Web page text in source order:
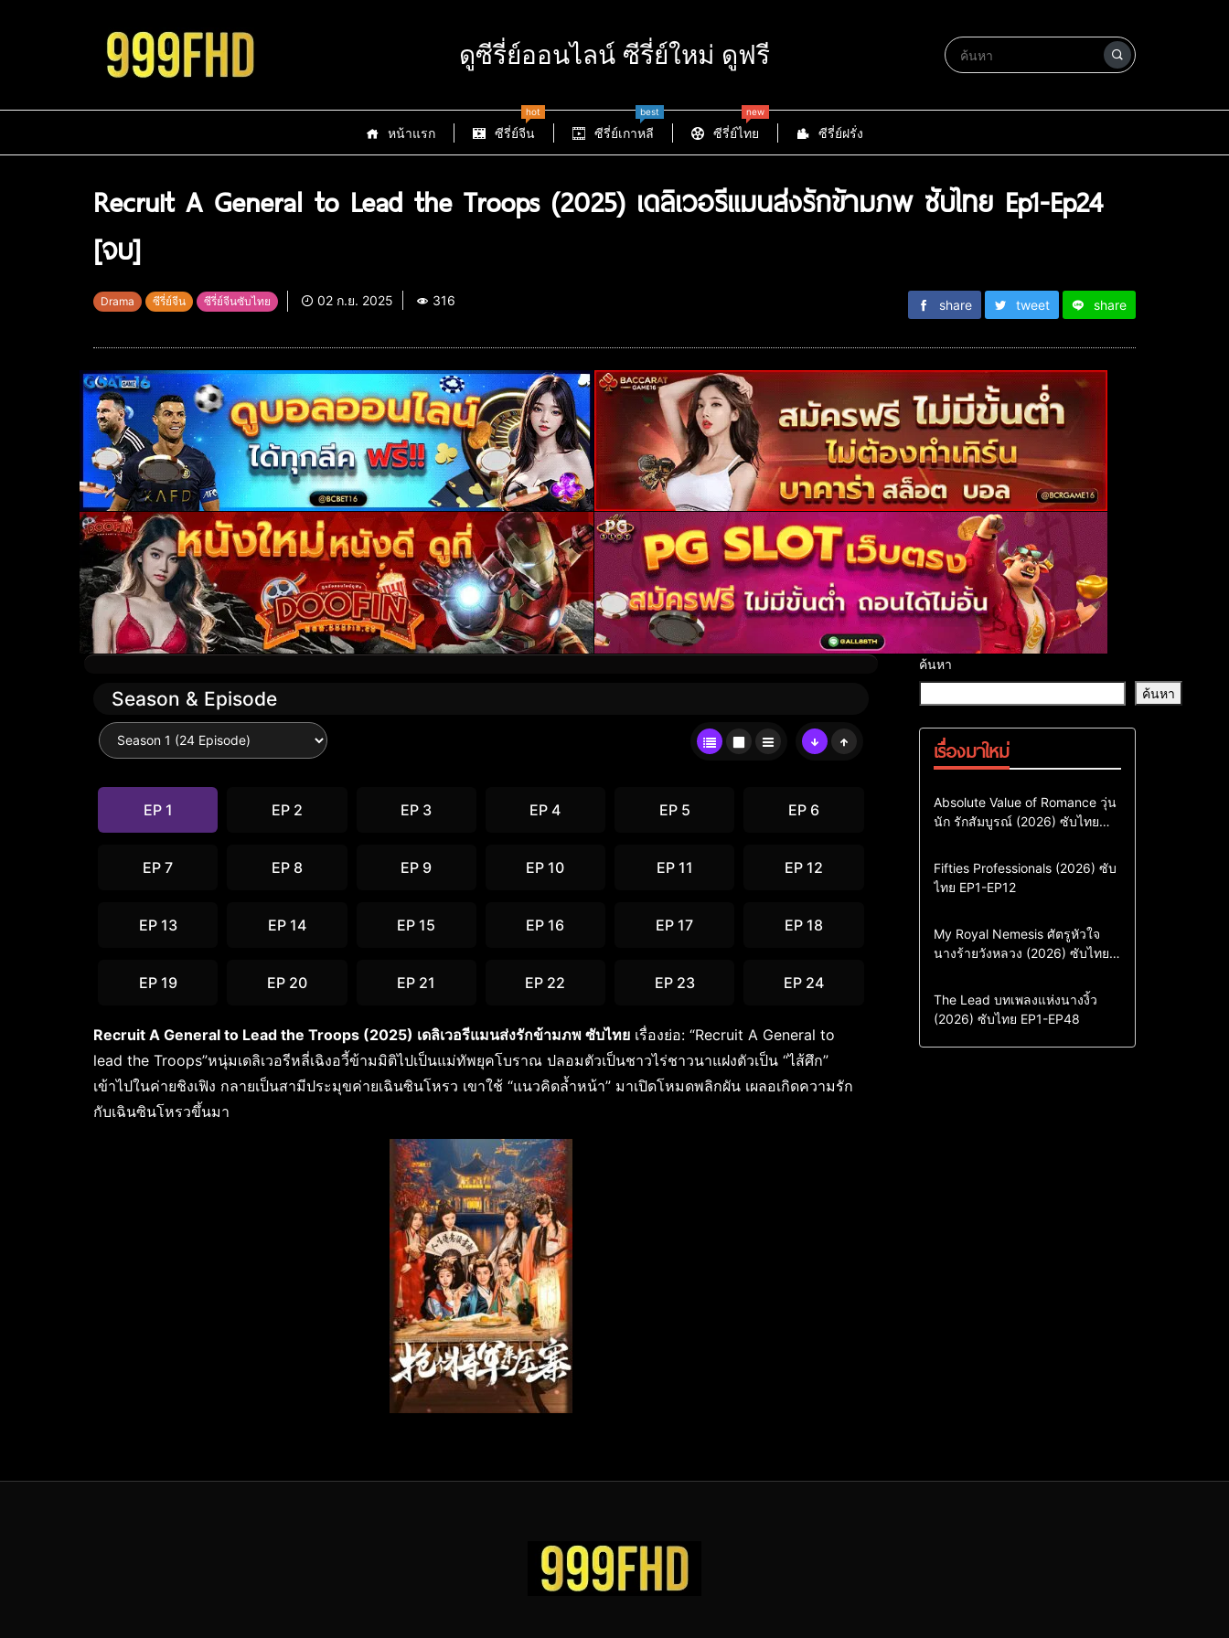
ดูซีรี่ย์ออนไลน์ ซีรี่ย์ใหม่ ดูฟรี
หน้าแรก ซีรี่ย์จีน
hot
ซีรี่ย์เกาหลี
best
ซีรี่ย์ไทย
new
ซีรี่ย์ฝรั่ง
Recruit A General to Lead the Troops (2025) เดลิเวอรีแมนส่งรักข้ามภพ ซับไทย Ep1-Ep24
[จบ]
Drama ซีรี่ย์จีน ซีรี่ย์จีนซับไทย 02 ก.ย. 2025 316 share tweet share
Season & Episode
EP 1 EP 2 EP 3 EP 4 EP 5 EP 6
EP 7 EP 8 EP 9 EP 10 EP 11 EP 12
EP 13 EP 14 EP 15 EP 16 EP 17 EP 18
EP 19 EP 20 EP 21 EP 22 EP 23 EP 24
Recruit A General to Lead the Troops (2025) เดลิเวอรีแมนส่งรักข้ามภพ ซับไทย เรื่องย่อ: “Recruit A General to
lead the Troops”หนุ่มเดลิเวอรีหลี่เฉิงอวี้ข้ามมิติไปเป็นแม่ทัพยุคโบราณ ปลอมตัวเป็นชาวไร่ชาวนาแฝงตัวเป็น “ไส้ศึก”
เข้าไปในค่ายชิงเฟิง กลายเป็นสามีประมุขค่ายเฉินซินโหรว เขาใช้ “แนวคิดล้ำหน้า” มาเปิดโหมดพลิกผัน เผลอเกิดความรัก
กับเฉินซินโหรวขึ้นมา
ค้นหา
ค้นหา
เรื่องมาใหม่
Comedy Drama
ซีรี่ย์เกาหลี
ซีรี่ย์เกาหลีซับไทย
Absolute Value of Romance วุ่น
นัก รักสัมบูรณ์ (2026) ซับไทย
Action & Adventure
Comedy
Drama
ซีรี่ย์เกาหลี
Fifties Professionals (2026) ซับ
ไทย EP1-EP12
Comedy
Drama
Sci-Fi & Fantasy
ซีรี่ย์เกาหลี
My Royal Nemesis ศัตรูหัวใจ
นางร้ายวังหลวง (2026) ซับไทย
Drama
ซีรี่ย์จีน
ซีรี่ย์จีนซับไทย
The Lead บทเพลงแห่งนางงิ้ว
(2026) ซับไทย EP1-EP48